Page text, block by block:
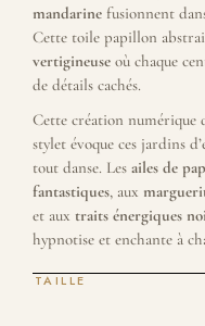
mandarine fusionnent
Cette toile papillon
vertigineuse où chaque
de détails cachés.
Cette création numérique
stylet évoque ces jardins
tout danse. Les ailes de
fantastiques, aux
et aux traits énergiques
hypnotise et enchante à
TAILLE